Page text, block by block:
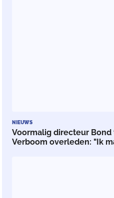
NIEUWS
Voormalig directeur
Verboom overleden: "Ik